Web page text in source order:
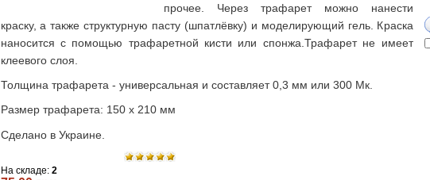
прочее. Через трафарет можно нанести
краску, а также структурную пасту (шпатлёвку) и моделирующий гель. Краска
наносится с помощью трафаретной кисти или спонжа. Трафарет не имеет
клеевого слоя.
Толщина трафарета - универсальная и составляет 0,3 мм или 300 Мк.
Размер трафарета: 150 х 210 мм
Сделано в Украине.
На складе: 2